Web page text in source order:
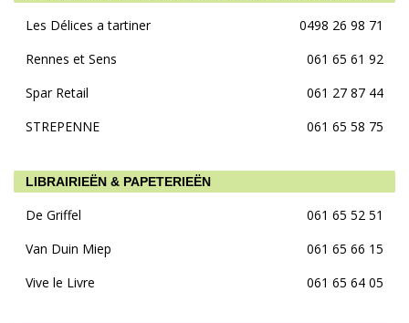
Les Délices a tartiner
0498 26 98 71
Rennes et Sens
061 65 61 92
Spar Retail
061 27 87 44
STREPENNE
061 65 58 75
LIBRAIRIEËN & PAPETERIEËN
De Griffel
061 65 52 51
Van Duin Miep
061 65 66 15
Vive le Livre
061 65 64 05